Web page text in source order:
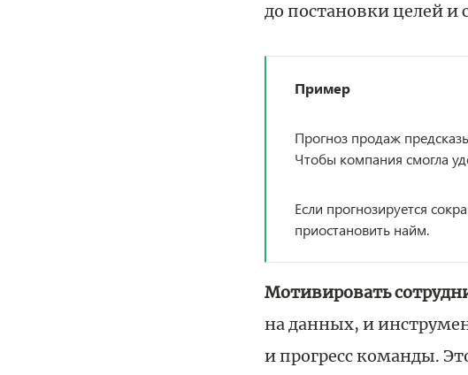
до постановки целей и
Пример
Прогноз продаж
Чтобы компания смогла
Если прогнозируется
приостановить найм.
Мотивировать
на данных, и
и прогресс команды.